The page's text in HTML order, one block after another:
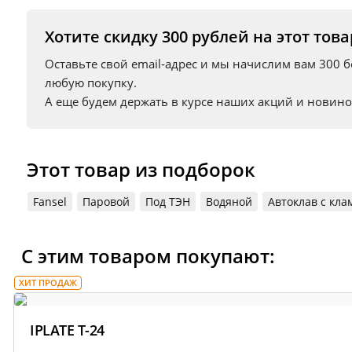
Полезно готовить
ТЭН на 1.5 кВт обеспечивает плавный нагрев
полезные свойства.
Корпус блока выполнен из жаростойкого ABS
Готовить в реторт-пакетах
Новый уровень консерваций!
Уникальный реторт-набор
Хотите скидку 300 рублей на этот
Оставьте свой email-адрес и мы начислим вам 300
любую покупку.
А еще будем держать в курсе наших акций и
Этот товар из подборок
Fansel Паровой Под ТЭН Водяной Автоклав с
С этим товаром покупают:
ХИТ ПРОДАЖ
IPLATE T-24